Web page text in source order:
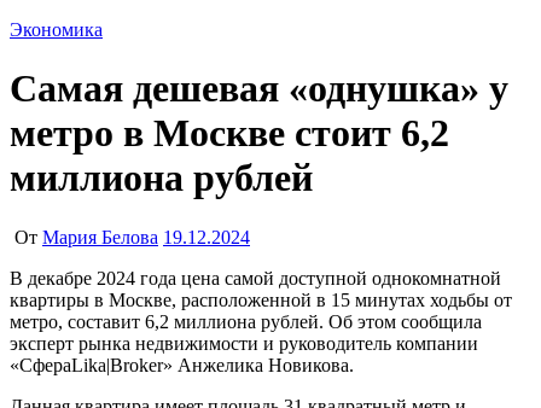
Экономика
Самая дешевая «однушка» у
метро в Москве стоит 6,2
миллиона рублей
От Мария Белова 19.12.2024
В декабре 2024 года цена самой доступной однокомнатной
квартиры в Москве, расположенной в 15 минутах ходьбы от
метро, составит 6,2 миллиона рублей. Об этом сообщила
эксперт рынка недвижимости и руководитель компании
«СфераLika|Broker» Анжелика Новикова.